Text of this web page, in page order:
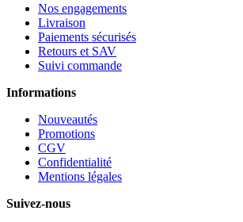
Nos engagements
Livraison
Paiements sécurisés
Retours et SAV
Suivi commande
Informations
Nouveautés
Promotions
CGV
Confidentialité
Mentions légales
Suivez-nous